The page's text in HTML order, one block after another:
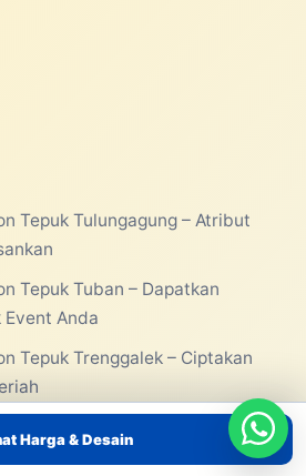
Harga & Desain
Tepuk Tulungagung – Atribut
Tepuk Tuban – Dapatkan
Anda
Tepuk Trenggalek – Ciptakan
Tepuk Surabaya – Atribut